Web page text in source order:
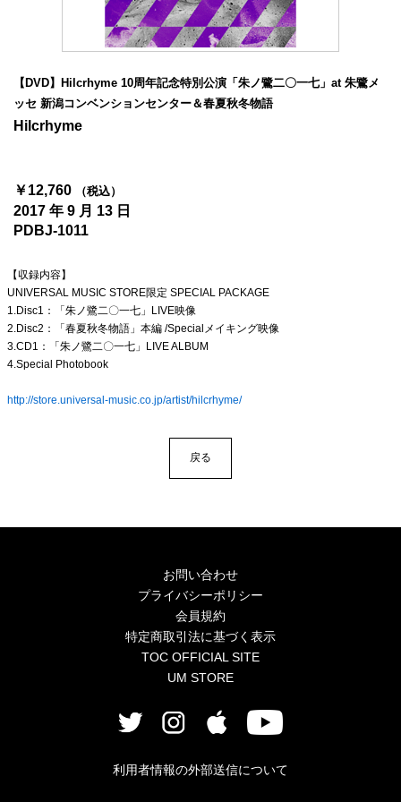
Mobile
Contact us
【DVD】Hilcrhyme 10周年記念特別公演「朱ノ鷺二〇一七」at 朱鷺メ
ッセ 新潟コンベンションセンター＆春夏秋冬物語
Hilcrhyme
￥12,760 （税込）
2017 年 9 月 13 日
PDBJ-1011
【収録内容】
UNIVERSAL MUSIC STORE限定 SPECIAL PACKAGE
1.Disc1：「朱ノ鷺二〇一七」LIVE映像
2.Disc2：「春夏秋冬物語」本編 /Specialメイキング映像
3.CD1：「朱ノ鷺二〇一七」LIVE ALBUM
4.Special Photobook
http://store.universal-music.co.jp/artist/hilcrhyme/
戻る
お問い合わせ
プライバシーポリシー
会員規約
特定商取引法に基づく表示
TOC OFFICIAL SITE
UM STORE
利用者情報の外部送信について